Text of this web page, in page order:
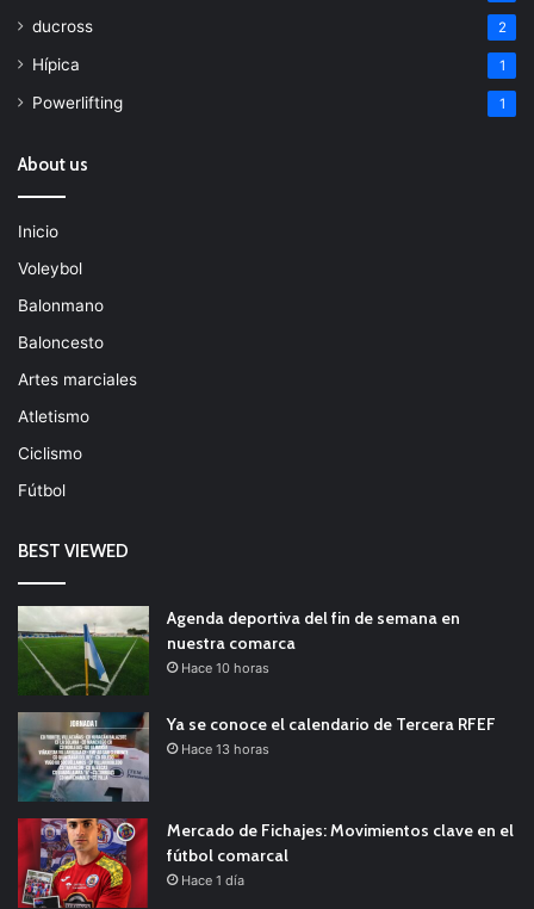
ducross 2
Hípica 1
Powerlifting 1
About us
Inicio
Voleybol
Balonmano
Baloncesto
Artes marciales
Atletismo
Ciclismo
Fútbol
BEST VIEWED
Agenda deportiva del fin de semana en
nuestra comarca
Hace 10 horas
Ya se conoce el calendario de Tercera RFEF
Hace 13 horas
Mercado de Fichajes: Movimientos clave en el
fútbol comarcal
Hace 1 día